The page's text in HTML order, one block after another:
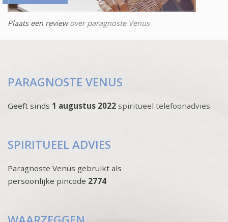
Plaats een reviewover paragnoste Venus
PARAGNOSTE VENUS
Geeft sinds 1 augustus 2022 spiritueel telefoonadvies
SPIRITUEEL ADVIES
Paragnoste Venus gebruikt als
persoonlijke pincode 2774